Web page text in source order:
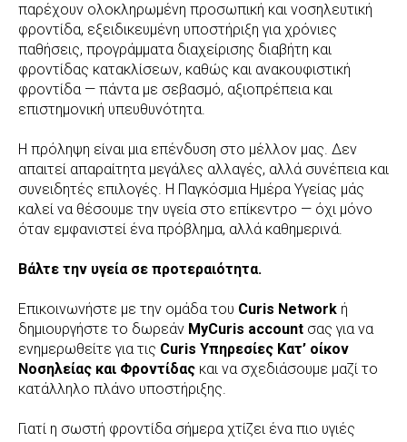
παρέχουν ολοκληρωμένη προσωπική και νοσηλευτική
φροντίδα, εξειδικευμένη υποστήριξη για χρόνιες
παθήσεις, προγράμματα διαχείρισης διαβήτη και
φροντίδας κατακλίσεων, καθώς και ανακουφιστική
φροντίδα — πάντα με σεβασμό, αξιοπρέπεια και
επιστημονική υπευθυνότητα.
Η πρόληψη είναι μια επένδυση στο μέλλον μας. Δεν
απαιτεί απαραίτητα μεγάλες αλλαγές, αλλά συνέπεια και
συνειδητές επιλογές. Η Παγκόσμια Ημέρα Υγείας μάς
καλεί να θέσουμε την υγεία στο επίκεντρο — όχι μόνο
όταν εμφανιστεί ένα πρόβλημα, αλλά καθημερινά.
Βάλτε την υγεία σε προτεραιότητα.
Επικοινωνήστε με την ομάδα του Curis Network ή
δημιουργήστε το δωρεάν MyCuris account σας για να
ενημερωθείτε για τις Curis Υπηρεσίες Κατ’ οίκον
Νοσηλείας και Φροντίδας και να σχεδιάσουμε μαζί το
κατάλληλο πλάνο υποστήριξης.
Γιατί η σωστή φροντίδα σήμερα χτίζει ένα πιο υγιές